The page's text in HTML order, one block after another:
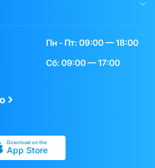
Пн - Пт: 09:00 — 18:00
Сб: 09:00 — 17:00
Download on the
App Store